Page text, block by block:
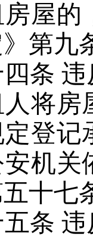
屋的
》第九
条 违
人将
登记
机关
十七
条 违